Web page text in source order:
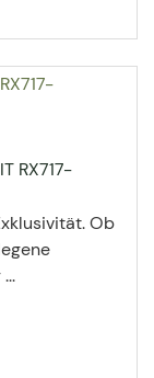
RX717-
Ob